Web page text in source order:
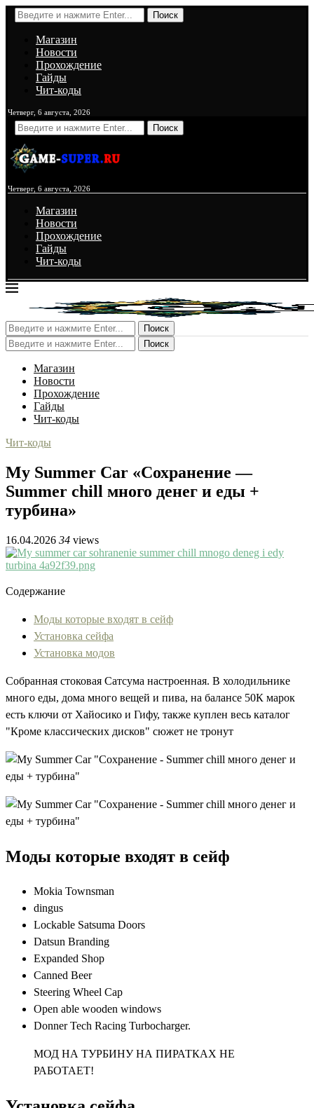
Поиск
Магазин
Новости
Прохождение
Гайды
Чит-коды
Четверг, 6 августа, 2026
Поиск
Четверг, 6 августа, 2026
Магазин
Новости
Прохождение
Гайды
Чит-коды
Поиск
Поиск
Магазин
Новости
Прохождение
Гайды
Чит-коды
Чит-коды
My Summer Car «Сохранение —
Summer chill много денег и еды +
турбина»
16.04.2026 34 views
Содержание
Моды которые входят в сейф
Установка сейфа
Установка модов
Собранная стоковая Сатсума настроенная. В холодильнике
много еды, дома много вещей и пива, на балансе 50К марок
есть ключи от Хайосико и Гифу, также куплен весь каталог
"Кроме классических дисков" сюжет не тронут
Моды которые входят в сейф
Mokia Townsman
dingus
Lockable Satsuma Doors
Datsun Branding
Expanded Shop
Canned Beer
Steering Wheel Cap
Open able wooden windows
Donner Tech Racing Turbocharger.
МОД НА ТУРБИНУ НА ПИРАТКАХ НЕ
РАБОТАЕТ!